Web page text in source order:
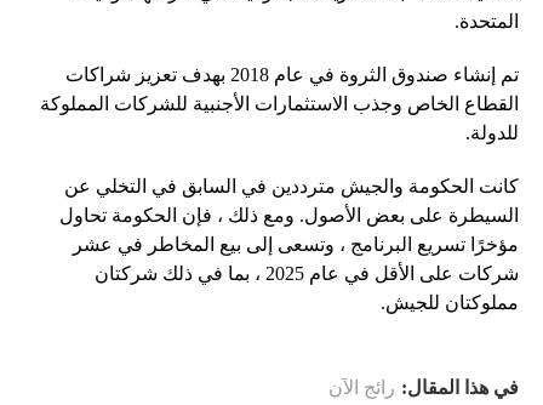
المتحدة.
تم إنشاء صندوق الثروة في عام 2018 بهدف تعزيز شراكات
القطاع الخاص وجذب الاستثمارات الأجنبية للشركات المملوكة
للدولة.
كانت الحكومة والجيش مترددين في السابق في التخلي عن
السيطرة على بعض الأصول. ومع ذلك ، فإن الحكومة تحاول
مؤخرًا تسريع البرنامج ، وتسعى إلى بيع المخاطر في عشر
شركات على الأقل في عام 2025 ، بما في ذلك شركتان
مملوكتان للجيش.
في هذا المقال: رائج الآن